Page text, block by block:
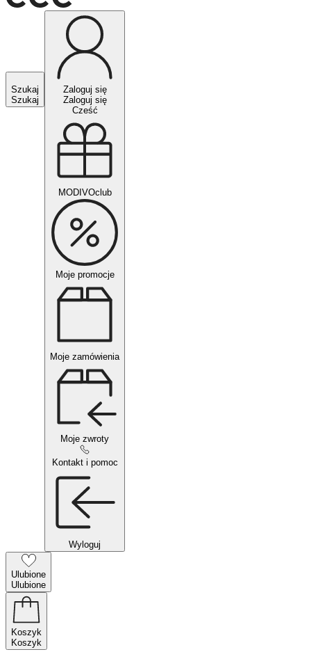
Szukaj
Szukaj
Zaloguj się
Zaloguj się
Cześć
MODIVOclub
Moje promocje
Moje zamówienia
Moje zwroty
Kontakt i pomoc
Wyloguj
Ulubione
Ulubione
Koszyk
Koszyk